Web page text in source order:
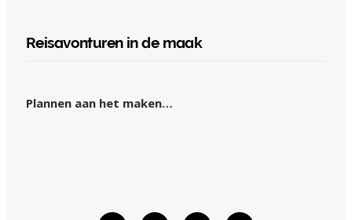
Reisavonturen in de maak
Plannen aan het maken…